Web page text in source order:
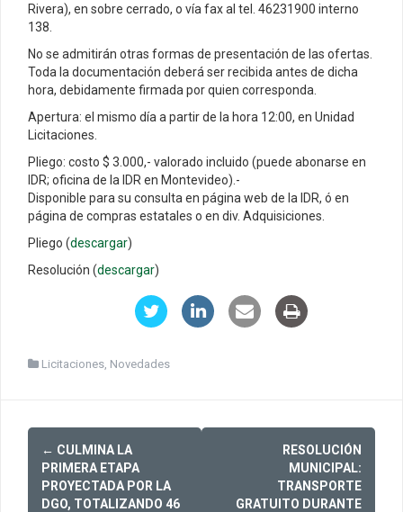
Rivera), en sobre cerrado, o vía fax al tel. 46231900 interno
138.
No se admitirán otras formas de presentación de las ofertas.
Toda la documentación deberá ser recibida antes de dicha
hora, debidamente firmada por quien corresponda.
Apertura: el mismo día a partir de la hora 12:00, en Unidad
Licitaciones.
Pliego: costo $ 3.000,- valorado incluido (puede abonarse en
IDR; oficina de la IDR en Montevideo).-
Disponible para su consulta en página web de la IDR, ó en
página de compras estatales o en div. Adquisiciones.
Pliego (descargar)
Resolución (descargar)
Licitaciones Novedades
Post
navigation
← CULMINA LA
PRIMERA ETAPA
PROYECTADA POR LA
DGO, TOTALIZANDO 46
RESOLUCIÓN
MUNICIPAL:
TRANSPORTE
GRATUITO DURANTE